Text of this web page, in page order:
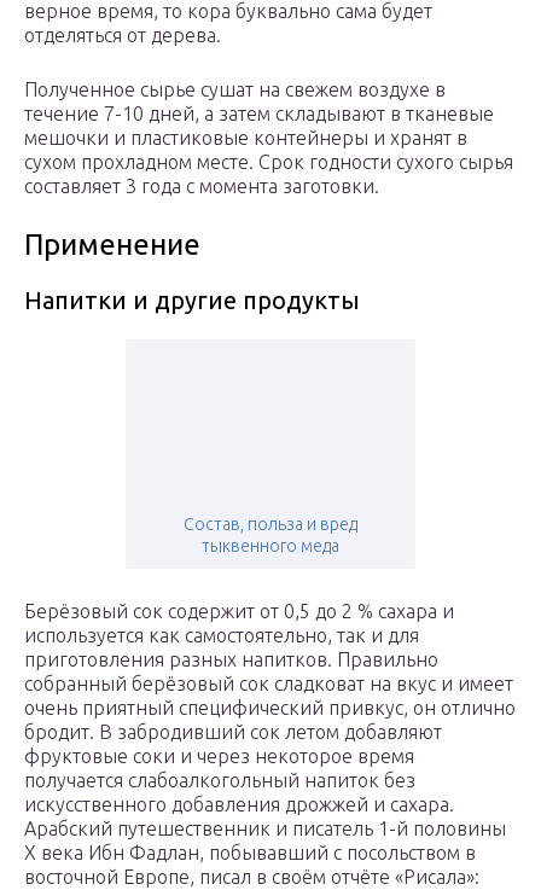
верное время, то кора буквально сама будет
отделяться от дерева.
Полученное сырье сушат на свежем воздухе в
течение 7-10 дней, а затем складывают в тканевые
мешочки и пластиковые контейнеры и хранят в
сухом прохладном месте. Срок годности сухого сырья
составляет 3 года с момента заготовки.
Применение
Напитки и другие продукты
Состав, польза и вред
тыквенного меда
Берёзовый сок содержит от 0,5 до 2 % сахара и
используется как самостоятельно, так и для
приготовления разных напитков. Правильно
собранный берёзовый сок сладковат на вкус и имеет
очень приятный специфический привкус, он отлично
бродит. В забродивший сок летом добавляют
фруктовые соки и через некоторое время
получается слабоалкогольный напиток без
искусственного добавления дрожжей и сахара.
Арабский путешественник и писатель 1-й половины
X века Ибн Фадлан, побывавший с посольством в
восточной Европе, писал в своём отчёте «Рисала»: